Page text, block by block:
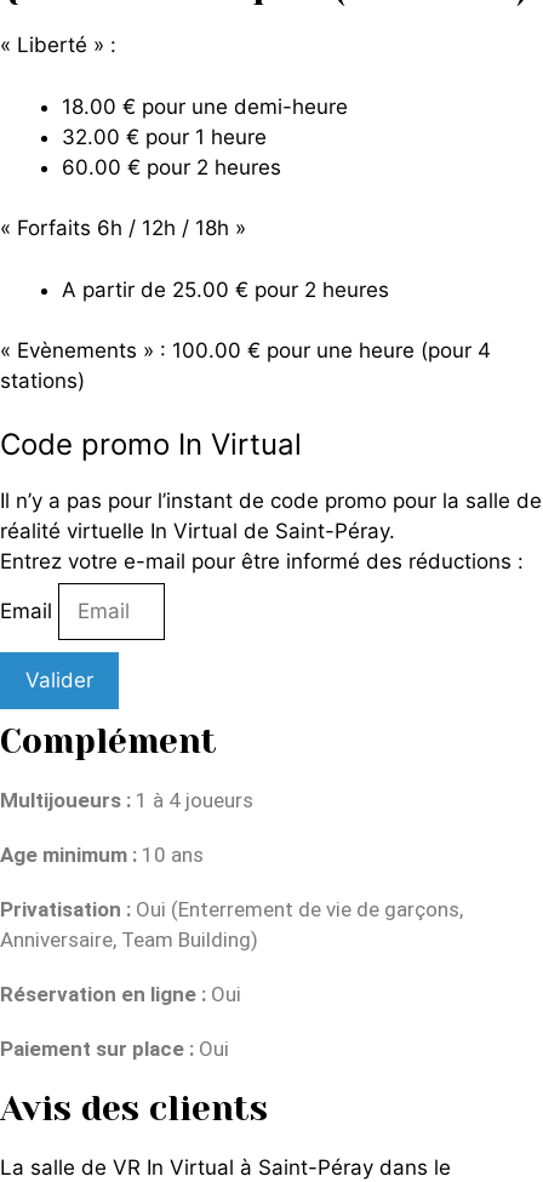
« Liberté » :
18.00 € pour une demi-heure
32.00 € pour 1 heure
60.00 € pour 2 heures
« Forfaits 6h / 12h / 18h »
A partir de 25.00 € pour 2 heures
« Evènements » : 100.00 € pour une heure (pour 4
stations)
Code promo In Virtual
Il n’y a pas pour l’instant de code promo pour la salle de
réalité virtuelle In Virtual de Saint-Péray.
Entrez votre e-mail pour être informé des réductions :
Email
Valider
Complément
Multijoueurs : 1 à 4 joueurs
Age minimum : 10 ans
Privatisation : Oui (Enterrement de vie de garçons,
Anniversaire, Team Building)
Réservation en ligne : Oui
Paiement sur place : Oui
Avis des clients
La salle de VR In Virtual à Saint-Péray dans le